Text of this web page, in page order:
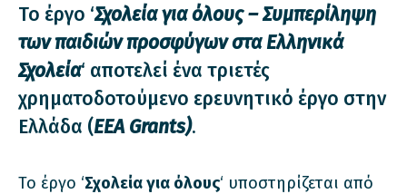
Το έργο ‘Σχολεία για όλους – Συμπερίληψη
των παιδιών προσφύγων στα Ελληνικά
Σχολεία‘ αποτελεί ένα τριετές
χρηματοδοτούμενο ερευνητικό έργο στην
Ελλάδα (ΕΕΑ Grants).
Το έργο ‘Σχολεία για όλους‘ υποστηρίζεται από